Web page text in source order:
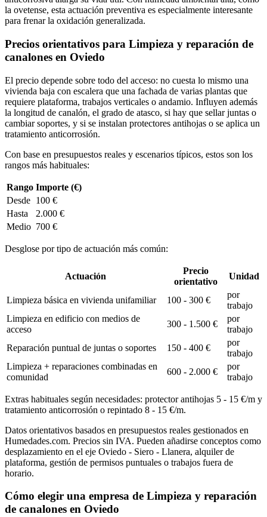
la ovetense, esta actuación preventiva es especialmente interesante
para frenar la oxidación generalizada.
Precios orientativos para Limpieza y reparación de
canalones en Oviedo
El precio depende sobre todo del acceso: no cuesta lo mismo una
vivienda baja con escalera que una fachada de varias plantas que
requiere plataforma, trabajos verticales o andamio. Influyen además
la longitud de canalón, el grado de atasco, si hay que sellar juntas o
cambiar soportes, y si se instalan protectores antihojas o se aplica un
tratamiento anticorrosión.
Con base en presupuestos reales y escenarios típicos, estos son los
rangos más habituales:
Rango Importe (€)
Desde 100 €
Hasta
2.000 €
Medio 700 €
Desglose por tipo de actuación más común:
Actuación
Precio
orientativo
Unidad
Limpieza básica en vivienda unifamiliar 100 - 300 €
por
trabajo
Limpieza en edificio con medios de
acceso
300 - 1.500 €
por
trabajo
Reparación puntual de juntas o soportes
150 - 400 €
por
trabajo
Limpieza + reparaciones combinadas en
comunidad
600 - 2.000 €
por
trabajo
Extras habituales según necesidades: protector antihojas 5 - 15 €/m y
tratamiento anticorrosión o repintado 8 - 15 €/m.
Datos orientativos basados en presupuestos reales gestionados en
Humedades.com. Precios sin IVA. Pueden añadirse conceptos como
desplazamiento en el eje Oviedo - Siero - Llanera, alquiler de
plataforma, gestión de permisos puntuales o trabajos fuera de
horario.
Cómo elegir una empresa de Limpieza y reparación
de canalones en Oviedo